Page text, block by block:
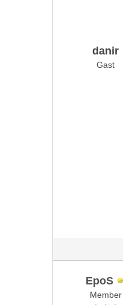
danir
Gast
EpoS
Member